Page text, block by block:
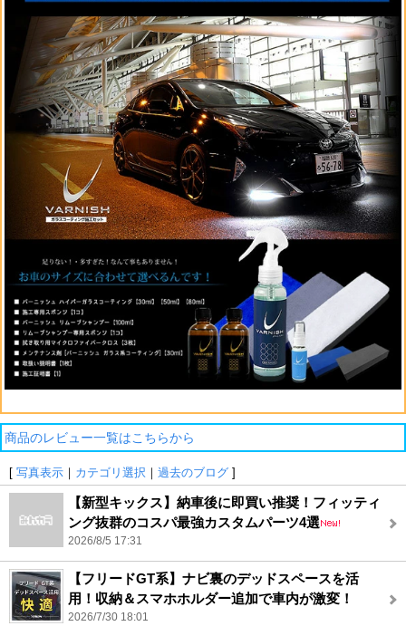
商品のレビュー一覧はこちらから
[ 写真表示 ｜ カテゴリ選択 ｜ 過去のブログ ]
【新型キックス】納車後に即買い推奨！フィッティ
ング抜群のコスパ最強カスタムパーツ4選
2026/8/5 17:31
【フリードGT系】ナビ裏のデッドスペースを活
用！収納＆スマホホルダー追加で車内が激変！
2026/7/30 18:01